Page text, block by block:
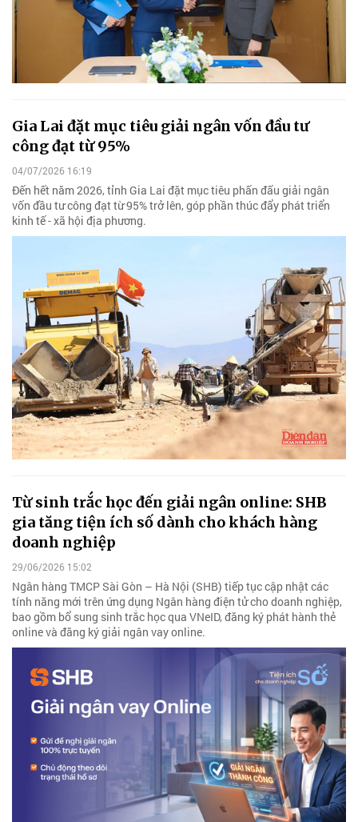
Gia Lai đặt mục tiêu giải ngân vốn đầu tư
công đạt từ 95%
04/07/2026 16:19
Đến hết năm 2026, tỉnh Gia Lai đặt mục tiêu phấn đấu giải ngân
vốn đầu tư công đạt từ 95% trở lên, góp phần thúc đẩy phát triển
kinh tế - xã hội địa phương.
Từ sinh trắc học đến giải ngân online: SHB
gia tăng tiện ích số dành cho khách hàng
doanh nghiệp
29/06/2026 15:02
Ngân hàng TMCP Sài Gòn – Hà Nội (SHB) tiếp tục cập nhật các
tính năng mới trên ứng dụng Ngân hàng điện tử cho doanh nghiệp,
bao gồm bổ sung sinh trắc học qua VNeID, đăng ký phát hành thẻ
online và đăng ký giải ngân vay online.